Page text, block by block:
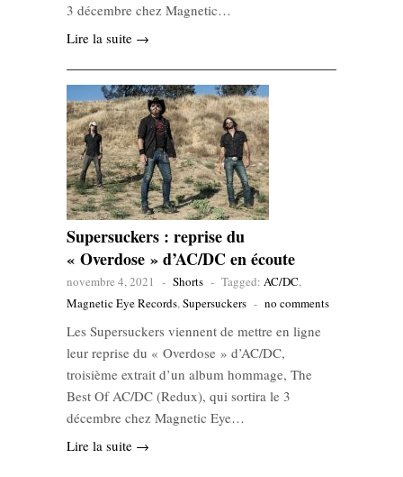
3 décembre chez Magnetic…
Lire la suite →
Supersuckers : reprise du
« Overdose » d’AC/DC en écoute
novembre 4, 2021 - Shorts - Tagged: AC/DC,
Magnetic Eye Records,Supersuckers - no comments
Les Supersuckers viennent de mettre en ligne
leur reprise du « Overdose » d’AC/DC,
troisième extrait d’un album hommage, The
Best Of AC/DC (Redux), qui sortira le 3
décembre chez Magnetic Eye…
Lire la suite →